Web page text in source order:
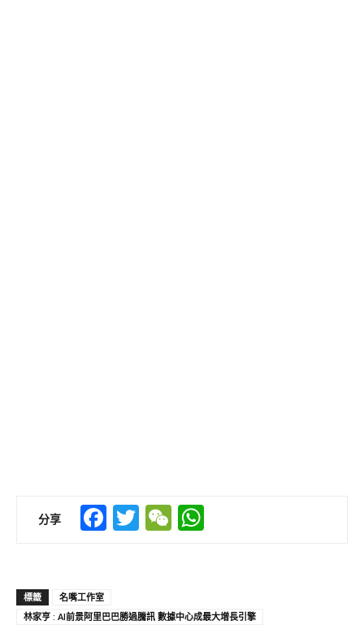
分享 Facebook
TwitterWeChat
標籤
名嘴工作室
林家亨 : AI前景阿里巴巴勝過騰訊 數據中心成最大增長引擎